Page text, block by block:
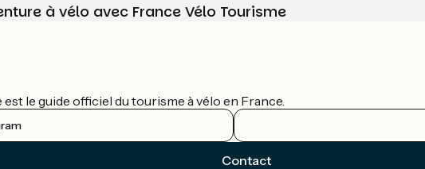
à vélo avec France Vélo Tourisme
le guide officiel du tourisme à vélo en France.
Contact